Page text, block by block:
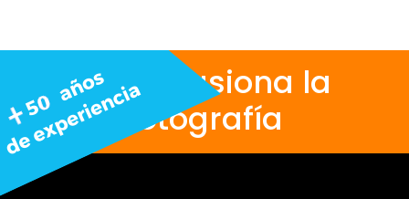
Nos apasiona la
fotografía